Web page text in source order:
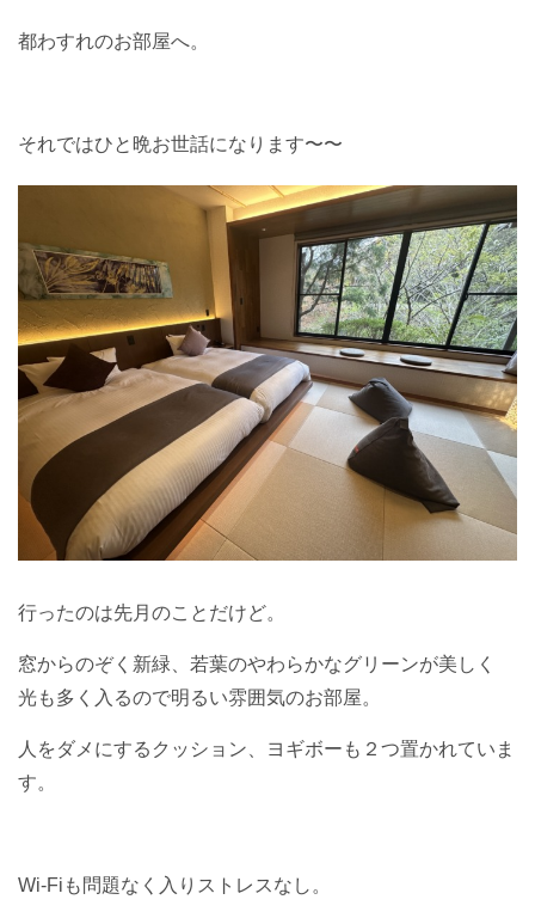
都わすれのお部屋へ。
それではひと晩お世話になります〜〜
行ったのは先月のことだけど。
窓からのぞく新緑、若葉のやわらかなグリーンが美しく
光も多く入るので明るい雰囲気のお部屋。
人をダメにするクッション、ヨギボーも２つ置かれていま
す。
Wi-Fiも問題なく入りストレスなし。